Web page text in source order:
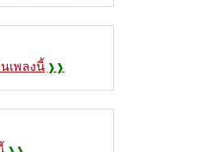
นเพลงนี้